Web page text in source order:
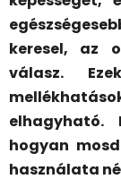
keresel, az
válasz.
elhagyható.
hogyan
használata